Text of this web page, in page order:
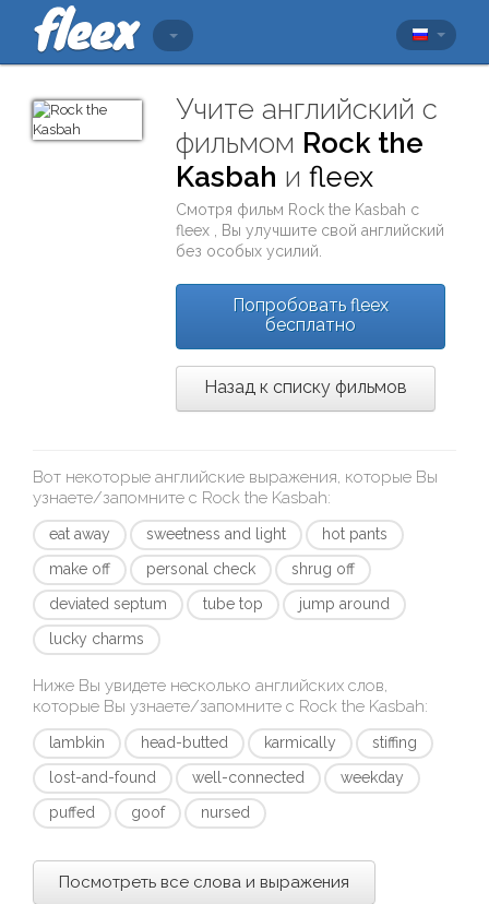
Учите английский с
фильмом Rock the
Kasbah иfleex
Смотря фильм Rock the Kasbah с
fleex
, Вы улучшите свой английский
без особых усилий.
Попробовать fleex
бесплатно
Назад к списку фильмов
Вот некоторые английские выражения, которые Вы
узнаете/запомните с Rock the Kasbah:
eat away sweetness and light
hot pants
make off
personal check
shrug off
deviated septum
tube top
jump around
lucky charms
Ниже Вы увидете несколько английских слов,
которые Вы узнаете/запомните с Rock the Kasbah:
lambkin head-butted karmically
stiffing
lost-and-found
well-connected
weekday
puffed
goof nursed
Посмотреть все слова и выражения